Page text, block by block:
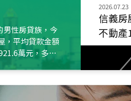
男性房貸族，今
，平均貸款金額
萬元，多出
2026.07.23
信義房
不動產